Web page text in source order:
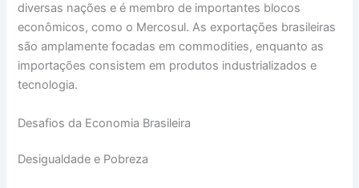
diversas nações e é membro de importantes blocos
econômicos, como o Mercosul. As exportações brasileiras
são amplamente focadas em commodities, enquanto as
importações consistem em produtos industrializados e
tecnologia.
Desafios da Economia Brasileira
Desigualdade e Pobreza